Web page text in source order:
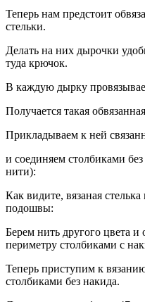
Теперь нам предстоит
стельки.
Делать на них дырочки
туда крючок.
В каждую дырку
Получается такая
Прикладываем к ней
и соединяем столбиками
нити):
Как видите, вязаная
подошвы:
Берем нить другого цвета
периметру столбиками с
Теперь приступим к
столбиками без накида.